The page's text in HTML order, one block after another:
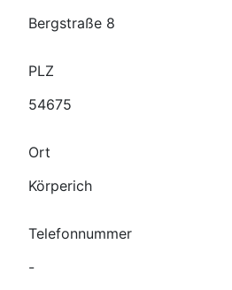
Bergstraße 8
PLZ
54675
Ort
Körperich
Telefonnummer
-